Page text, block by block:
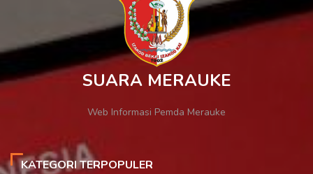
SUARA MERAUKE
Web Informasi Pemda Merauke
KATEGORI TERPOPULER